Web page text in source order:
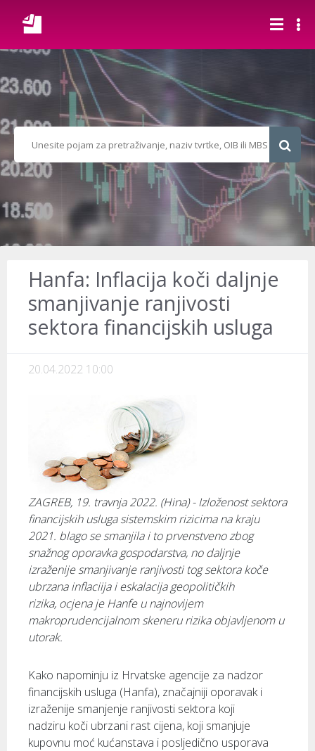
Hanfa: Inflacija koči daljnje
smanjivanje ranjivosti
sektora financijskih usluga
20.04.2022 10:00
ZAGREB, 19. travnja 2022. (Hina) - Izloženost sektora
financijskih usluga sistemskim rizicima na kraju
2021. blago se smanjila i to prvenstveno zbog
snažnog oporavka gospodarstva, no daljnje
izraženije smanjivanje ranjivosti tog sektora koče
ubrzana inflaciija i eskalacija geopolitičkih
rizika, ocjena je Hanfe u najnovijem
makroprudencijalnom skeneru rizika objavljenom u
utorak.
Kako napominju iz Hrvatske agencije za nadzor
financijskih usluga (Hanfa), značajniji oporavak i
izraženije smanjenje ranjivosti sektora koji
nadziru koči ubrzani rast cijena, koji smanjuje
kupovnu moć kućanstava i posljedično usporava